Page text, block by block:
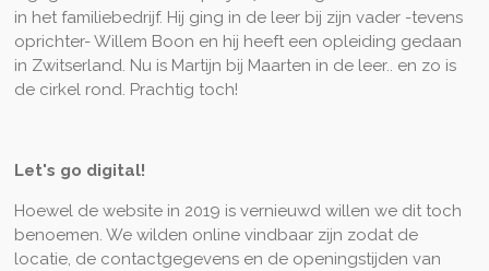
in het familiebedrijf. Hij ging in de leer bij zijn vader -tevens
oprichter- Willem Boon en hij heeft een opleiding gedaan
in Zwitserland. Nu is Martijn bij Maarten in de leer.. en zo is
de cirkel rond. Prachtig toch!
Let's go digital!
Hoewel de website in 2019 is vernieuwd willen we dit toch
benoemen. We wilden online vindbaar zijn zodat de
locatie, de contactgegevens en de openingstijden van